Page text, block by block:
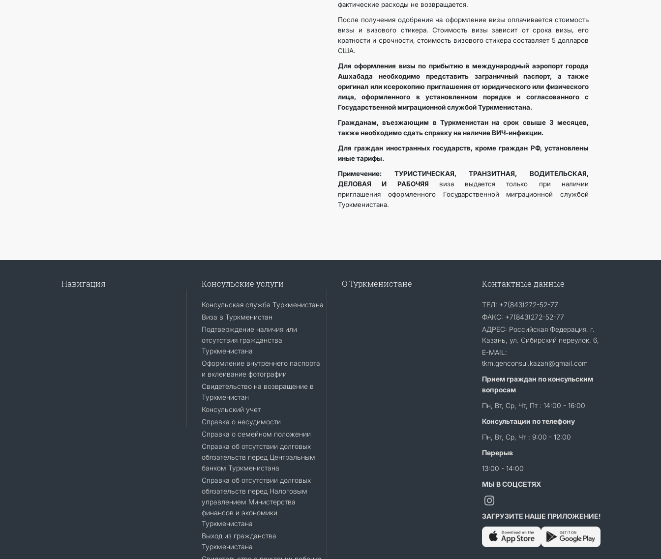
фактические расходы не возвращается.
После получения одобрения на оформление визы оплачивается стоимость
визы и визового стикера. Стоимость визы зависит от срока визы, его
кратности и срочности, стоимость визового стикера составляет 5 долларов
США.
Для оформления визы по прибытию в международный аэропорт города
Ашхабада необходимо представить заграничный паспорт, а также
оригинал или ксерокопию приглашения от юридического или физического
лица, оформленного в установленном порядке и согласованного с
Государственной миграционной службой Туркменистана.
Гражданам, въезжающим в Туркменистан на срок свыше 3 месяцев,
также необходимо сдать справку на наличие ВИЧ-инфекции.
Для граждан иностранных государств, кроме граждан РФ, установлены
иные тарифы.
Примечение: ТУРИСТИЧЕСКАЯ, ТРАНЗИТНАЯ, ВОДИТЕЛЬСКАЯ,
ДЕЛОВАЯ И РАБОЧЯЯ виза выдается только при наличии
приглашения оформленного Государственной миграционной службой
Туркменистана.
Навигация Консульские услуги
Консульская служба Туркменистана
Виза в Туркменистан
Подтверждение наличия или
отсутствия гражданства
Туркменистана
Оформление внутреннего паспорта
и вклеивание фотографии
Свидетельство на возвращение в
Туркменистан
Консульский учет
Справка о несудимости
Справка о семейном положении
Cправка об отсутствии долговых
обязательств перед Центральным
банком Туркменистана
Справка об отсутствии долговых
обязательств перед Налоговым
управлением Министерства
финансов и экономики
Туркменистана
Выход из гражданства
Туркменистана
О Туркменистане Контактные данные
ТЕЛ: +7(843)272-52-77
ФАКС: +7(843)272-52-77
АДРЕС: Российская Федерация, г.
Казань, ул. Сибирский переулок, 6,
E-MAIL:
tkm.genconsul.kazan@gmail.com
Прием граждан по консульским
вопросам
Пн, Вт, Ср, Чт, Пт : 14:00 - 16:00
Консультации по телефону
Пн, Вт, Ср, Чт : 9:00 - 12:00
Перерыв
13:00 - 14:00
МЫ В СОЦСЕТЯХ
ЗАГРУЗИТЕ НАШЕ ПРИЛОЖЕНИЕ!